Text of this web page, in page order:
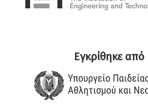
Εγκρίθηκε από